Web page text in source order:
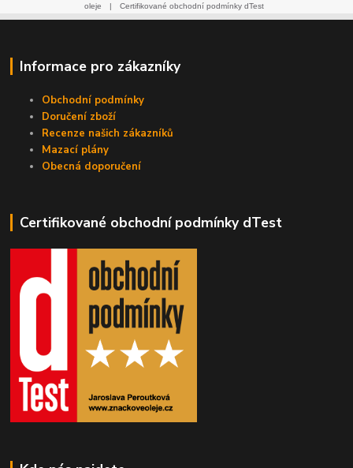
oleje
| Certifikované obchodní podmínky dTest
Informace pro zákazníky
Obchodní podmínky
Doručení zboží
Recenze našich zákazníků
Mazací plány
Obecná doporučení
Certifikované obchodní podmínky dTest